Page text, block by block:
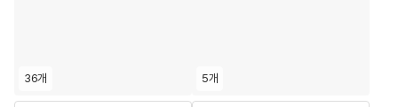
36개 5개